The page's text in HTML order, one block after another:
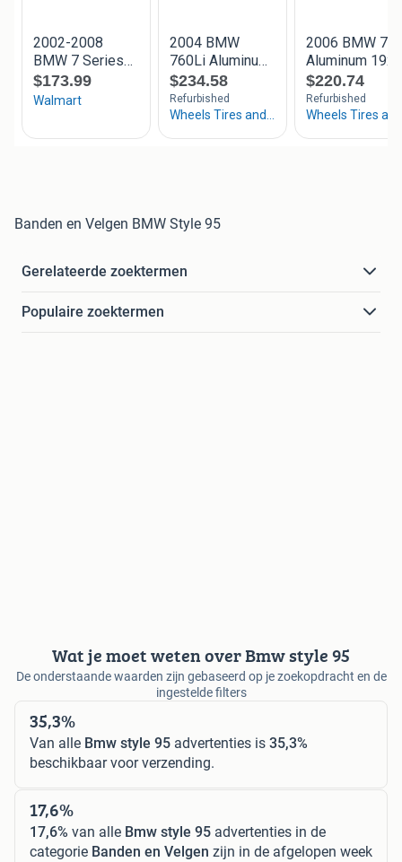
Banden en Velgen BMW Style 95
Gerelateerde zoektermen
Populaire zoektermen
Wat je moet weten over Bmw style 95
De onderstaande waarden zijn gebaseerd op je zoekopdracht en de
ingestelde filters
35,3%
Van alle Bmw style 95 advertenties is 35,3%
beschikbaar voor verzending.
17,6%
17,6% van alle Bmw style 95 advertenties in de
categorie Banden en Velgen zijn in de afgelopen week